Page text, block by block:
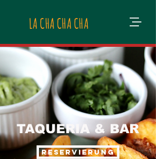
LA CHA CHA CHA
TAQUERIA & BAR
Reservierung